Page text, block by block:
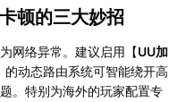
顿的三大妙招
网络异常。建议启用【UU加
的动态路由系统可智能绕开高
。特别为海外的玩家配置专